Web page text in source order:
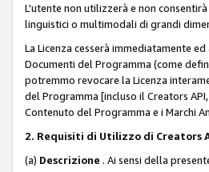
L'utente non utilizzerà e non
linguistici o multimodali di grandi
La Licenza cesserà immediatamente
Documenti del Programma (come
potremmo revocare la Licenza
del Programma [incluso il Creators
Contenuto del Programma e i Marchi
2. Requisiti di Utilizzo di Creators
(a) Descrizione . Ai sensi della